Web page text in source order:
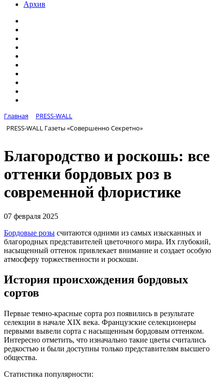
Архив
Главная
PRESS-WALL
PRESS-WALL Газеты «Совершенно Секретно»
Благородство и роскошь: все
оттенки бордовых роз в
современной флористике
07 февраля 2025
Бордовые розы считаются одними из самых изысканных и
благородных представителей цветочного мира. Их глубокий,
насыщенный оттенок привлекает внимание и создает особую
атмосферу торжественности и роскоши.
История происхождения бордовых
сортов
Первые темно-красные сорта роз появились в результате
селекции в начале XIX века. Французские селекционеры
первыми вывели сорта с насыщенным бордовым оттенком.
Интересно отметить, что изначально такие цветы считались
редкостью и были доступны только представителям высшего
общества.
Статистика популярности: